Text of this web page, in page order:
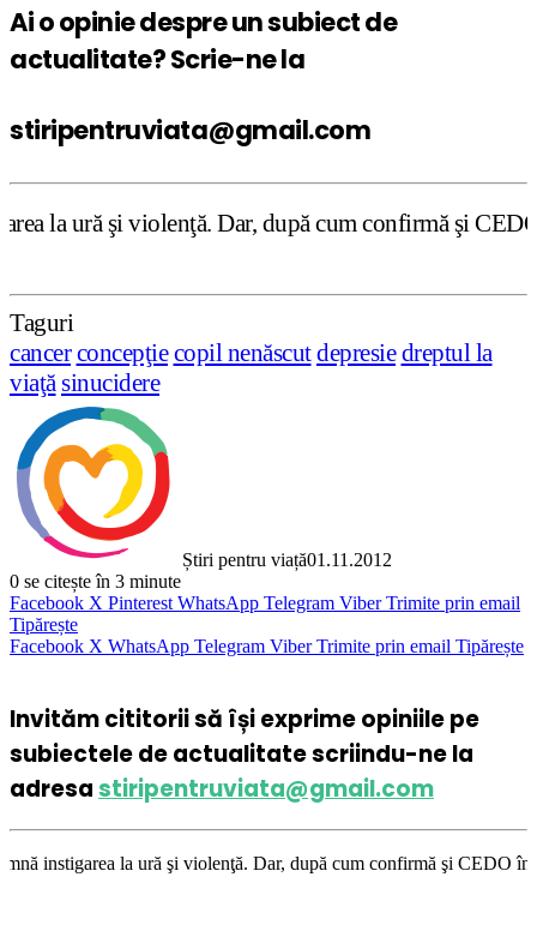
Ai o opinie despre un subiect de
actualitate? Scrie-ne la
stiripentruviata@gmail.com
Dar, după cum confirmă şi CEDO în cazul
Taguri
cancer concepţie copil nenăscutdepresie dreptul la
viaţăsinucidere
Știri pentru viață01.11.2012
0 se citește în 3 minute
Facebook X Pinterest WhatsApp Telegram Viber Trimite prin email
Tipărește
Facebook X WhatsApp Telegram Viber Trimite prin email Tipărește
Invităm cititorii să își exprime opiniile pe
subiectele de actualitate scriindu-ne la
adresastiripentruviata@gmail.com
şi violenţă. Dar, după cum confirmă şi CEDO în cazul